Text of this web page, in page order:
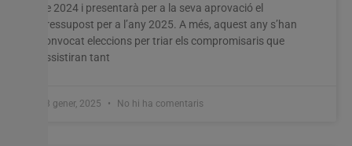
de 2024 i presentarà per a la seva aprovació el
pressupost per a l’any 2025. A més, aquest any s’han
convocat eleccions per triar els compromisaris que
assistiran tant
13 gener, 2025 No hi ha comentaris